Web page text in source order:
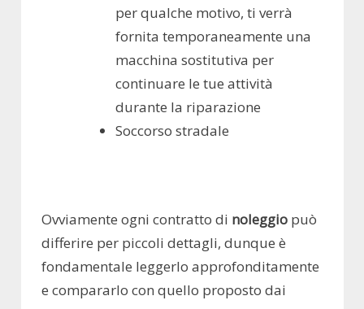
per qualche motivo, ti verrà
fornita temporaneamente una
macchina sostitutiva per
continuare le tue attività
durante la riparazione
Soccorso stradale
Ovviamente ogni contratto di noleggio può
differire per piccoli dettagli, dunque è
fondamentale leggerlo approfonditamente
e compararlo con quello proposto dai